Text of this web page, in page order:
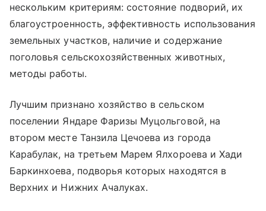
нескольким критериям: состояние подворий, их
благоустроенность, эффективность использования
земельных участков, наличие и содержание
поголовья сельскохозяйственных животных,
методы работы.
Лучшим признано хозяйство в сельском
поселении Яндаре Фаризы Муцольговой, на
втором месте Танзила Цечоева из города
Карабулак, на третьем Марем Ялхороева и Хади
Баркинхоева, подворья которых находятся в
Верхних и Нижних Ачалуках.